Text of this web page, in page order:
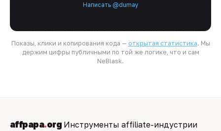
Написать @dumay
Показы, клики и копирования кода — открытая статистика. Мы
держим цифры публичными по той же логике, что и сам
NeBlask.
affpapa.org Инструменты affiliate-индустрии